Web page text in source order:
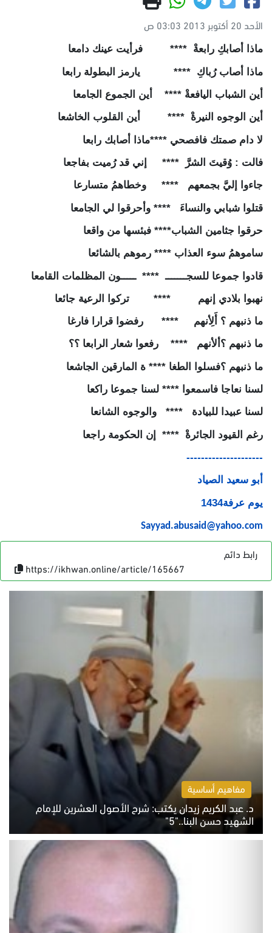
الأحد 20 أكتوبر 2013 03:03 ص
ماذا أصابكِ رابعةْ **** فرأيت عينك دامعا
ماذا أصاب رُباكِ **** يارمز البطولة رابعا
أين الشباب اليافعةْ **** أين الجموع الجامعا
أين الوجوه النيرةْ **** أين القلوب الخاشعا
لا دام صمتك فافصحي ****ماذا أصابك رابعا
فالت : وُقيتَ الشرَّ **** إني قد رُميت بفاجعا
جاءوا إليَّ بجمعهم **** وخطاهمُ متسارعا
قتلوا شبابي والنساءَ **** وأحرقوا لي الجامعا
حرقوا جثامين الشباب**** فبئسها من واقعا
ساموهمُ سوء العذاب **** رموهم بالشائعا
قادوا جموعا للسجـــــــ **** ـــــون المظلمات القامعا
نهبوا بلادي إنهم **** تركوا الرعية جائعا
ما ذنبهم ؟ أَلِأنهم **** رفضوا قرارا
فارغا
ما ذنبهم ؟ألأنهم **** رفعوا شعار الرابعا ؟؟
ما ذنبهم ؟فسلوا الطغا **** ة المارقين الجاشعا
لسنا نعاجا فاسمعوا **** لسنا جموعا راكعا
لسنا عبيدا للبيادة **** والوجوه الشانعا
رغم القيود الجائرةْ **** إن الحكومة راجعا
---------------------
أبو سعيد الصياد
يوم عرفة1434
Sayyad.abusaid@yahoo.com
رابط دائم
https://ikhwan.online/article/165667
مفاهيم أساسية
د. عبد الكريم زيدان يكتب: شرح الأصول العشرين للإمام
الشهيد حسن البنا.."5"
السبت 8 أغسطس 2026 10:46 ص